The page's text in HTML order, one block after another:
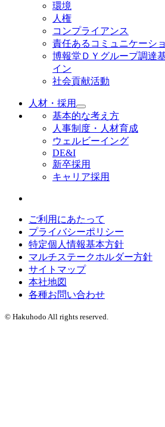
環境
人権
コンプライアンス
責任あるコミュニケーシ
博報堂ＤＹグループ調達
イン
社会貢献活動
人材・採用
基本的な考え方
人事制度・人材育成
ウェルビーイング
DE&I
新卒採用
キャリア採用
ご利用にあたって
プライバシーポリシー
特定個人情報基本方針
マルチステークホルダー方針
サイトマップ
本社地図
各種お問い合わせ
© Hakuhodo All rights reserved.